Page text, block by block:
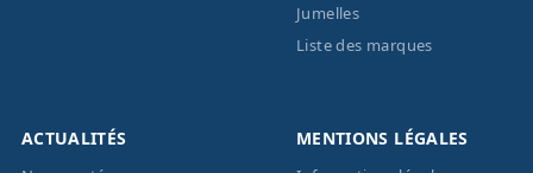
Jumelles
Liste des marques
ACTUALITÉS MENTIONS LÉGALES